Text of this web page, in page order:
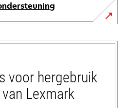
voor hergebruik
Lexmark